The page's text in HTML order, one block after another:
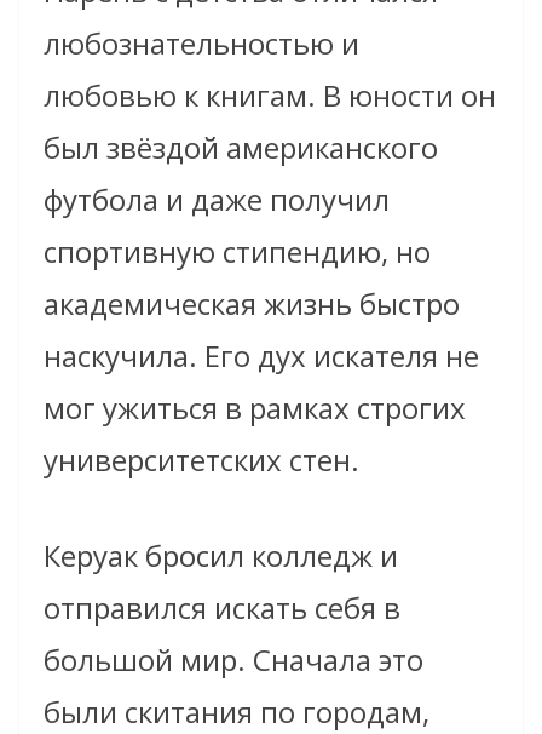
любознательностью и
любовью к книгам. В юности он
был звёздой американского
футбола и даже получил
спортивную стипендию, но
академическая жизнь быстро
наскучила. Его дух искателя не
мог ужиться в рамках строгих
университетских стен.
Керуак бросил колледж и
отправился искать себя в
большой мир. Сначала это
были скитания по городам,